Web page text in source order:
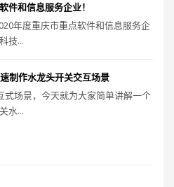
件和信息服务企业！
年度重庆市重点软件和信息服务企
技...
制作水龙头开关交互场景
场景，今天就为大家简单讲解一个
水...